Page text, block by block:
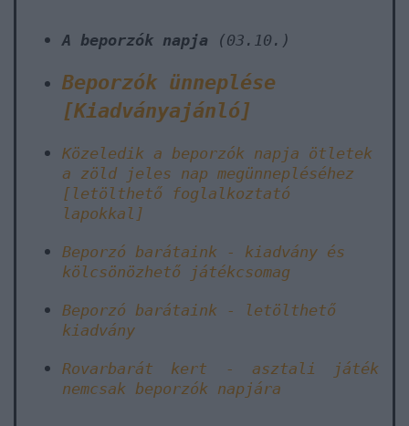
A beporzók napja (03.10.)
Beporzók ünneplése
[Kiadványajánló]
Közeledik a beporzók napja ötletek
a zöld jeles nap megünnepléséhez
[letölthető foglalkoztató
lapokkal]
Beporzó barátaink - kiadvány és
kölcsönözhető játékcsomag
Beporzó barátaink - letölthető
kiadvány
Rovarbarát kert - asztali játék
nemcsak beporzók napjára